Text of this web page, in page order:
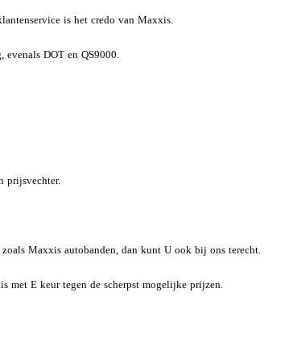
is het credo van Maxxis.
evenals DOT en QS9000.
prijsvechter.
Maxxis autobanden, dan kunt U ook bij ons terecht.
met E keur tegen de scherpst mogelijke prijzen.